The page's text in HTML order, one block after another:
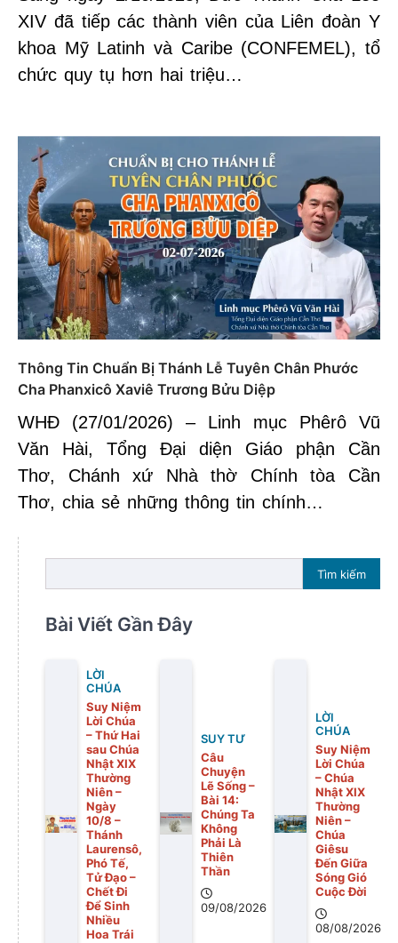
XIV đã tiếp các thành viên của Liên đoàn Y
khoa Mỹ Latinh và Caribe (CONFEMEL), tổ
chức quy tụ hơn hai triệu…
Thông Tin Chuẩn Bị Thánh Lễ Tuyên Chân Phước
Cha Phanxicô Xaviê Trương Bửu Diệp
WHĐ (27/01/2026) – Linh mục Phêrô Vũ
Văn Hài, Tổng Đại diện Giáo phận Cần
Thơ, Chánh xứ Nhà thờ Chính tòa Cần
Thơ, chia sẻ những thông tin chính…
Tìm kiếm
Bài Viết Gần Đây
LỜI
CHÚA
Suy Niệm
Lời Chúa
– Thứ Hai
sau Chúa
Nhật XIX
Thường
Niên –
Ngày
10/8 –
Thánh
Laurensô,
Phó Tế,
Tử Đạo –
Chết Đi
Để Sinh
Nhiều
Hoa Trái
SUY TƯ
Câu
Chuyện
Lẽ Sống –
Bài 14:
Chúng Ta
Không
Phải Là
Thiên
Thần
09/08/2026
LỜI
CHÚA
Suy Niệm
Lời Chúa
– Chúa
Nhật XIX
Thường
Niên –
Chúa
Giêsu
Đến Giữa
Sóng Gió
Cuộc Đời
08/08/2026